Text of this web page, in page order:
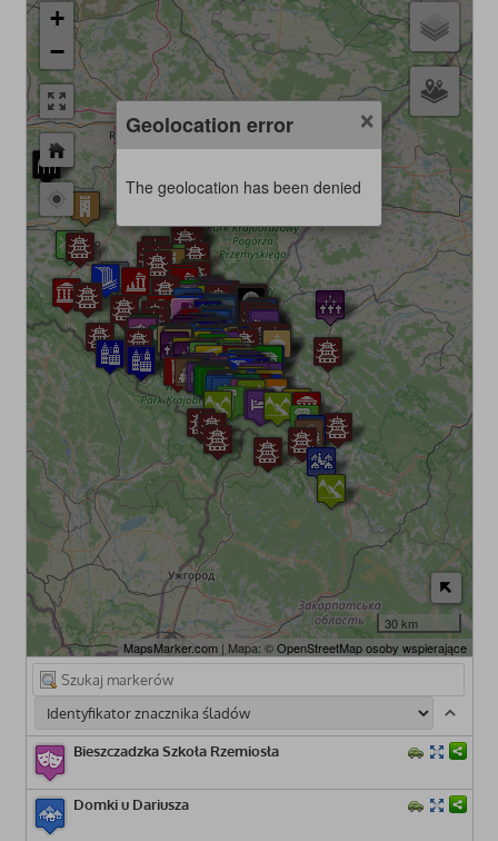
+
−
30 km
MapsMarker.com| Mapa: ©OpenStreetMap osoby wspierające
×
Geolocation error
The geolocation has been denied
Bieszczadzka Szkoła Rzemiosła
Domki u Dariusza